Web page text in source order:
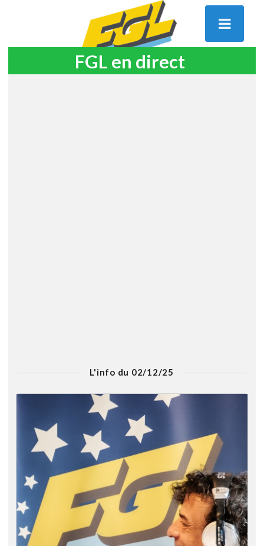
FGL en direct
L'info du 02/12/25